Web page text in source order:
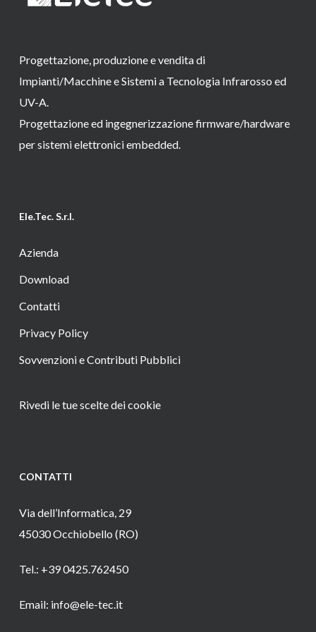
Progettazione, produzione e vendita di
Impianti/Macchine e Sistemi a Tecnologia Infrarosso ed
UV-A.
Progettazione ed ingegnerizzazione firmware/hardware
per sistemi elettronici embedded.
Ele.Tec. S.r.l.
Azienda
Download
Contatti
Privacy Policy
Sovvenzioni e Contributi Pubblici
Rivedi le tue scelte dei cookie
CONTATTI
Via dell’Informatica, 29
45030 Occhiobello (RO)
Tel.: +39 0425.762450
Email: info@ele-tec.it